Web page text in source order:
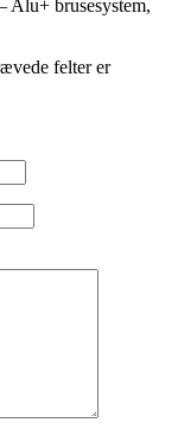
Alu+ brusesystem,
felter er